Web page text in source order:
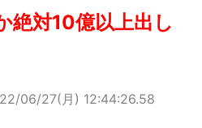
絶対10億以上出し
06/27(月) 12:44:26.58